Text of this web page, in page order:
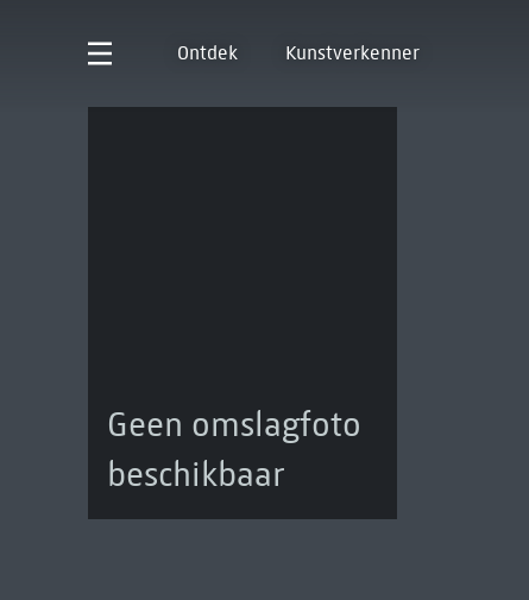
Ontdek Kunstverkenner
Geen omslagfoto
beschikbaar